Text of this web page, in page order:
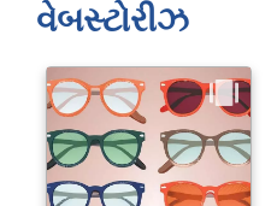
વેબસ્ટોરીઝ